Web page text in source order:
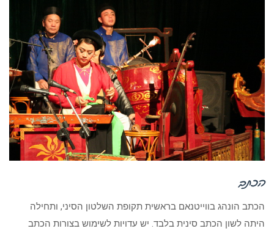
הכתב
הכתב הונהג בווייטנאם בראשית תקופת השלטון הסיני, ותחילה
היתה לשון הכתב סינית בלבד. יש עדויות לשימוש בצורות הכתב